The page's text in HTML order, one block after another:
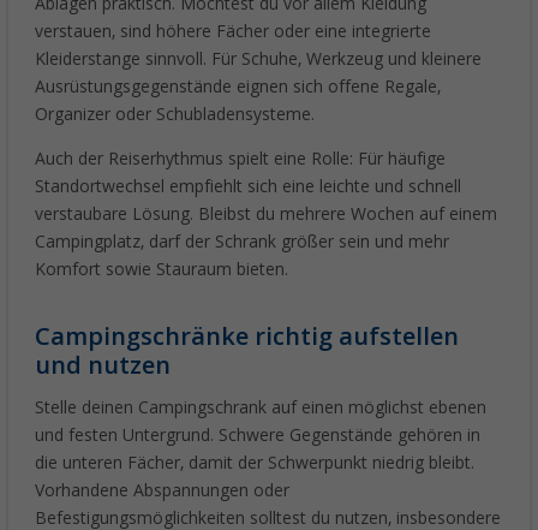
Ablagen praktisch. Möchtest du vor allem Kleidung
verstauen, sind höhere Fächer oder eine integrierte
Kleiderstange sinnvoll. Für Schuhe, Werkzeug und kleinere
Ausrüstungsgegenstände eignen sich offene Regale,
Organizer oder Schubladensysteme.
Auch der Reiserhythmus spielt eine Rolle: Für häufige
Standortwechsel empfiehlt sich eine leichte und schnell
verstaubare Lösung. Bleibst du mehrere Wochen auf einem
Campingplatz, darf der Schrank größer sein und mehr
Komfort sowie Stauraum bieten.
Campingschränke richtig aufstellen
und nutzen
Stelle deinen Campingschrank auf einen möglichst ebenen
und festen Untergrund. Schwere Gegenstände gehören in
die unteren Fächer, damit der Schwerpunkt niedrig bleibt.
Vorhandene Abspannungen oder
Befestigungsmöglichkeiten solltest du nutzen, insbesondere